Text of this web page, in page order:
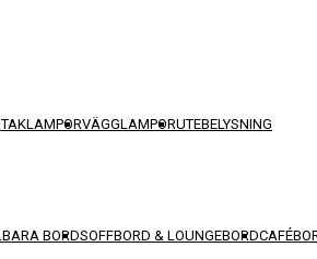
TAKLAMPORVÄGGLAMPORUTEBELYSNING
BORDSOFFBORD & LOUNGEBORD